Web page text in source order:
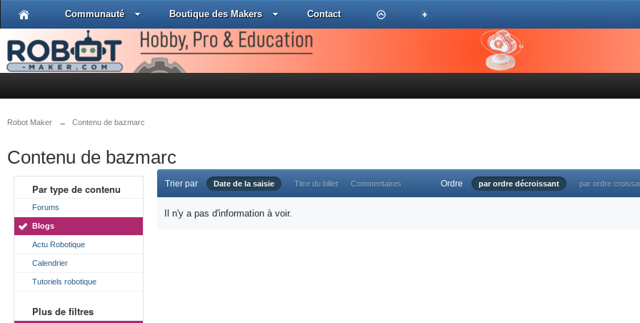
Communauté Boutique des Makers Contact
Robot Maker → Contenu de bazmarc
Contenu de bazmarc
Par type de contenu
Forums
Blogs
Actu Robotique
Calendrier
Tutoriels robotique
Plus de filtres
Trier par Date de la saisie Titre du billet Commentaires Ordre par ordre décroissant par ordre
Il n'y a pas d'information à voir.